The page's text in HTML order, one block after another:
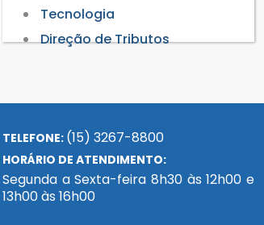
Tecnologia
Direção de Tributos
TELEFONE: (15) 3267-8800
HORÁRIO DE ATENDIMENTO:
Segunda a Sexta-feira 8h30 às 12h00 e
13h00 às 16h00